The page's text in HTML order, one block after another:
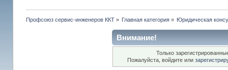
Профсоюз сервис-инженеров ККТ» Главная категория » Юридическая
Внимание!
Только
Пожалуйста, войдите или